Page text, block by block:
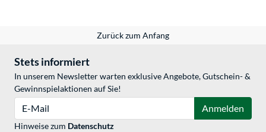
Zurück zum Anfang
Stets informiert
In unserem Newsletter warten exklusive Angebote, Gutschein- &
Gewinnspielaktionen auf Sie!
Anmelden
Hinweise zum Datenschutz